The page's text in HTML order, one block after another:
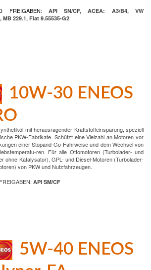
FREIGABEN: API SN/CF, ACEA: A3/B4, VW
MB 229.1, Fiat 9.55535-G2
10W-30 ENEOS
mit herausragender Kraftstoffeinsparung, speziell
PKW-Fabrikate. Schützt eine Vielzahl an Motoren vor
einer Stopand-Go-Fahrweise und dem Wechsel von
ren. Für alle Ottomotoren (Turbolader- und
ohne Katalysator), GPL- und Diesel-Motoren (Turbolader-
von PKW und Nutzfahrzeugen.
: API SM/CF
5W-40 ENEOS